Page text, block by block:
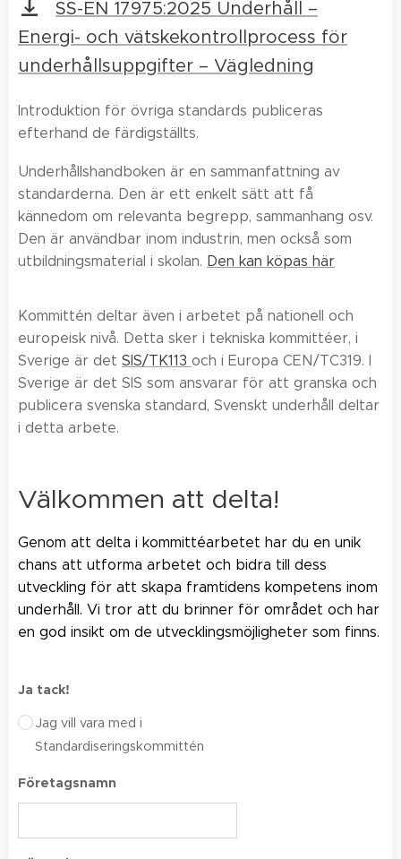
SS-EN 17975:2025 Underhåll –
Energi- och vätskekontrollprocess för
underhållsuppgifter – Vägledning
Introduktion för övriga standards publiceras
efterhand de färdigställts.
Underhållshandboken är en sammanfattning av
standarderna. Den är ett enkelt sätt att få
kännedom om relevanta begrepp, sammanhang osv.
Den är användbar inom industrin, men också som
utbildningsmaterial i skolan. Den kan köpas här
Kommittén deltar även i arbetet på nationell och
europeisk nivå. Detta sker i tekniska kommittéer, i
Sverige är det SIS/TK113 och i Europa CEN/TC319. I
Sverige är det SIS som ansvarar för att granska och
publicera svenska standard, Svenskt underhåll deltar
i detta arbete.
Välkommen att delta!
Genom att delta i kommittéarbetet har du en unik
chans att utforma arbetet och bidra till dess
utveckling för att skapa framtidens kompetens inom
underhåll. Vi tror att du brinner för området och har
en god insikt om de utvecklingsmöjligheter som finns.
Ja tack!
Jag vill vara med i
Standardiseringskommittén
Företagsnamn